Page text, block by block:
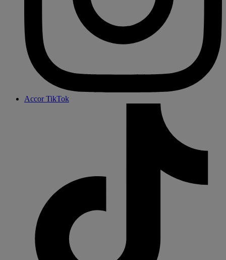
Accor TikTok